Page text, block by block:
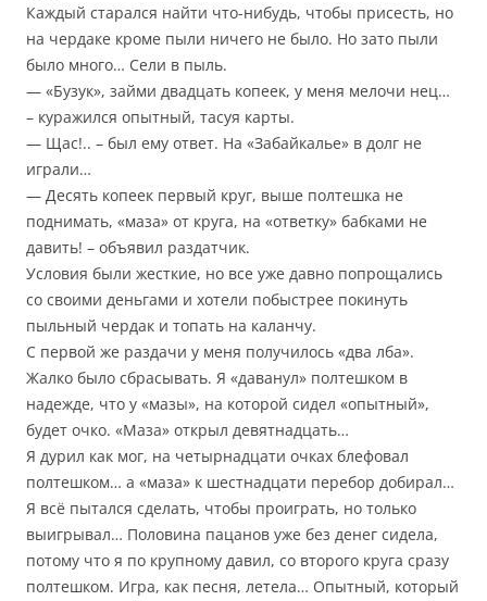
Каждый старался найти что-нибудь, чтобы присесть, но
на чердаке кроме пыли ничего не было. Но зато пыли
было много… Сели в пыль.
— «Бузук», займи двадцать копеек, у меня мелочи нец…
– куражился опытный, тасуя карты.
— Щас!.. – был ему ответ. На «Забайкалье» в долг не
играли…
— Десять копеек первый круг, выше полтешка не
поднимать, «маза» от круга, на «ответку» бабками не
давить! – объявил раздатчик.
Условия были жесткие, но все уже давно попрощались
со своими деньгами и хотели побыстрее покинуть
пыльный чердак и топать на каланчу.
С первой же раздачи у меня получилось «два лба».
Жалко было сбрасывать. Я «даванул» полтешком в
надежде, что у «мазы», на которой сидел «опытный»,
будет очко. «Маза» открыл девятнадцать…
Я дурил как мог, на четырнадцати очках блефовал
полтешком… а «маза» к шестнадцати перебор добирал…
Я всё пытался сделать, чтобы проиграть, но только
выигрывал… Половина пацанов уже без денег сидела,
потому что я по крупному давил, со второго круга сразу
полтешком. Игра, как песня, летела… Опытный, который